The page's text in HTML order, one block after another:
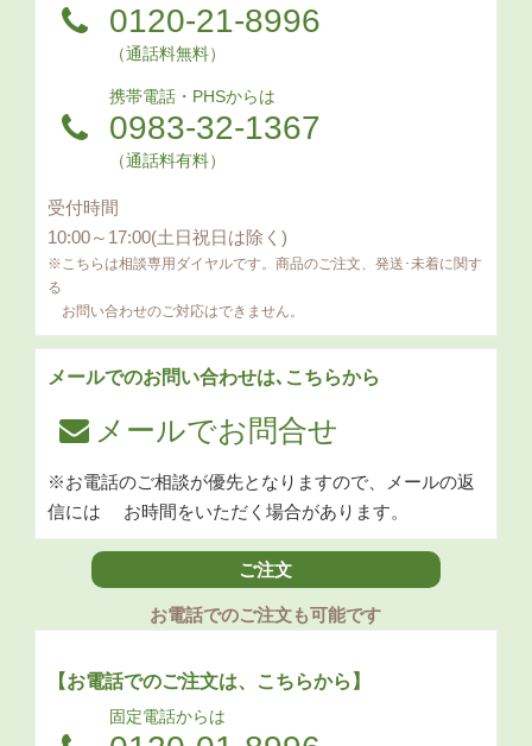
0120-21-8996
（通話料無料）
携帯電話・PHSからは
0983-32-1367
（通話料有料）
受付時間
10:00～17:00(土日祝日は除く)
※こちらは相談専用ダイヤルです。商品のご注文、発送･未着に関す
る
お問い合わせのご対応はできません。
メールでのお問い合わせは､こちらから
メールでお問合せ
※お電話のご相談が優先となりますので、メールの返
信には お時間をいただく場合があります。
ご注文
お電話でのご注文も可能です
【お電話でのご注文は、こちらから】
固定電話からは